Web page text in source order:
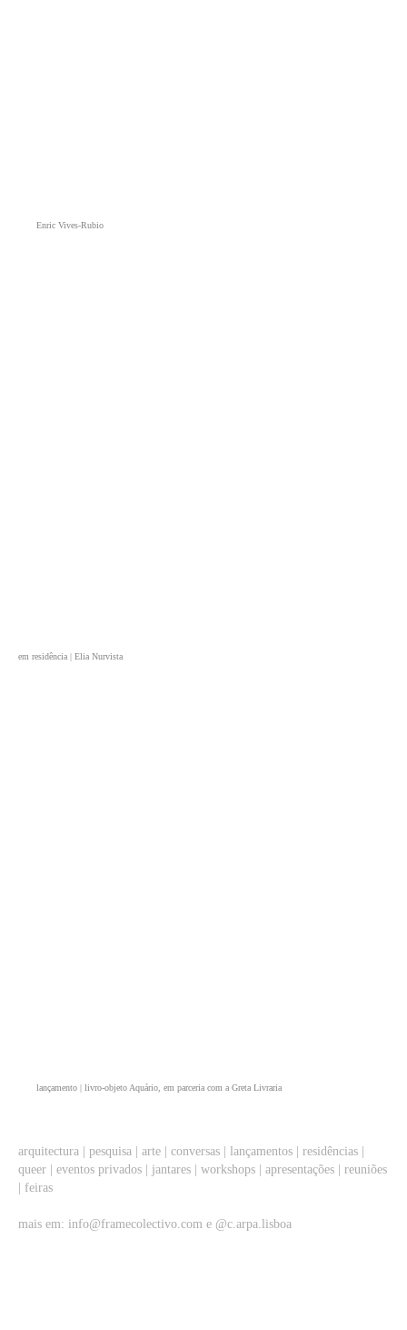
Enric Vives-Rubio
em residência | Elia Nurvista
lançamento | livro-objeto Aquário, em parceria com a Greta Livraria
arquitectura | pesquisa | arte | conversas | lançamentos | residências |
queer | eventos privados | jantares | workshops | apresentações | reuniões
| feiras
mais em: info@framecolectivo.com e @c.arpa.lisboa